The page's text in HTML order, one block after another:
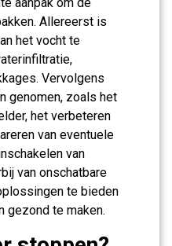
Allereerst is
het vocht te
Vervolgens
genomen, zoals het
het verbeteren
van eventuele
van
van onschatbare
te bieden
gezond te maken.